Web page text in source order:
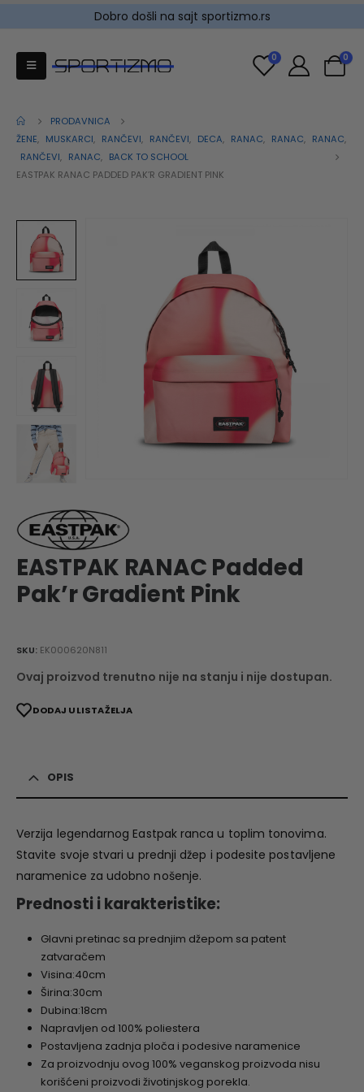
Dobro došli na sajt sportizmo.rs
0 0
PRODAVNICA
ŽENE, MUSKARCI, RANČEVI, RANČEVI, DECA, RANAC, RANAC, RANAC,
RANČEVI, RANAC, BACK TO SCHOOL
EASTPAK RANAC PADDED PAK’R GRADIENT PINK
EASTPAK RANAC Padded
Pak’r Gradient Pink
SKU: EK000620N811
Ovaj proizvod trenutno nije na stanju i nije dostupan.
DODAJ U LISTA ŽELJA
OPIS
Verzija legendarnog Eastpak ranca u toplim tonovima.
Stavite svoje stvari u prednji džep i podesite postavljene
naramenice za udobno nošenje.
Prednosti i karakteristike:
Glavni pretinac sa prednjim džepom sa patent
zatvaračem
Visina:40cm
Širina:30cm
Dubina:18cm
Napravljen od 100% poliestera
Postavljena zadnja ploča i podesive naramenice
Za proizvodnju ovog 100% veganskog proizvoda nisu
korišćeni proizvodi životinjskog porekla.